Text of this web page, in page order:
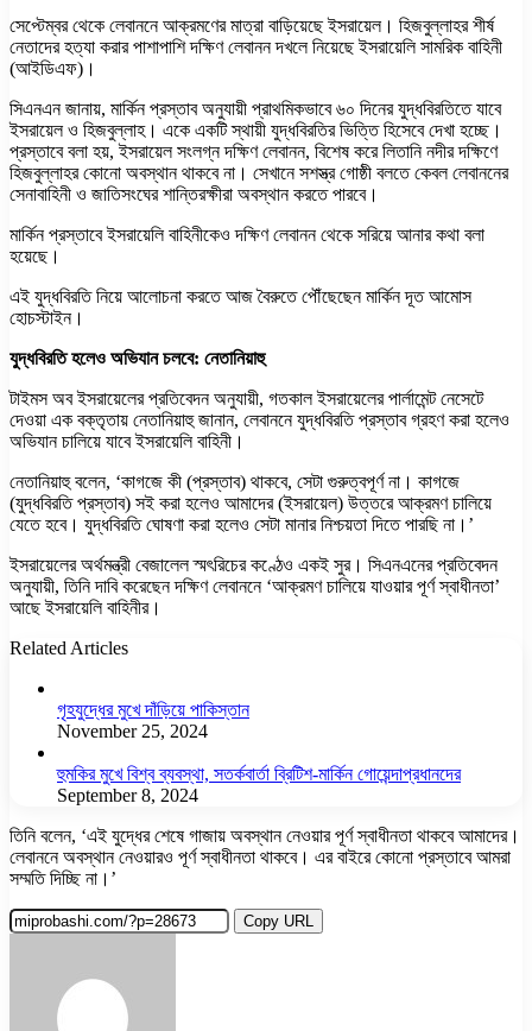
সেপ্টেম্বর থেকে লেবাননে আক্রমণের মাত্রা বাড়িয়েছে ইসরায়েল। হিজবুল্লাহর শীর্ষ
নেতাদের হত্যা করার পাশাপাশি দক্ষিণ লেবানন দখলে নিয়েছে ইসরায়েলি সামরিক বাহিনী
(আইডিএফ)।
সিএনএন জানায়, মার্কিন প্রস্তাব অনুযায়ী প্রাথমিকভাবে ৬০ দিনের যুদ্ধবিরতিতে যাবে
ইসরায়েল ও হিজবুল্লাহ। একে একটি স্থায়ী যুদ্ধবিরতির ভিত্তি হিসেবে দেখা হচ্ছে।
প্রস্তাবে বলা হয়, ইসরায়েল সংলগ্ন দক্ষিণ লেবানন, বিশেষ করে লিতানি নদীর দক্ষিণে
হিজবুল্লাহর কোনো অবস্থান থাকবে না। সেখানে সশস্ত্র গোষ্ঠী বলতে কেবল লেবাননের
সেনাবাহিনী ও জাতিসংঘের শান্তিরক্ষীরা অবস্থান করতে পারবে।
মার্কিন প্রস্তাবে ইসরায়েলি বাহিনীকেও দক্ষিণ লেবানন থেকে সরিয়ে আনার কথা বলা
হয়েছে।
এই যুদ্ধবিরতি নিয়ে আলোচনা করতে আজ বৈরুতে পৌঁছেছেন মার্কিন দূত আমোস
হোচস্টাইন।
যুদ্ধবিরতি হলেও অভিযান চলবে: নেতানিয়াহু
টাইমস অব ইসরায়েলের প্রতিবেদন অনুযায়ী, গতকাল ইসরায়েলের পার্লামেন্ট নেসেটে
দেওয়া এক বক্তৃতায় নেতানিয়াহু জানান, লেবাননে যুদ্ধবিরতি প্রস্তাব গ্রহণ করা হলেও
অভিযান চালিয়ে যাবে ইসরায়েলি বাহিনী।
নেতানিয়াহু বলেন, ‘কাগজে কী (প্রস্তাব) থাকবে, সেটা গুরুত্বপূর্ণ না। কাগজে
(যুদ্ধবিরতি প্রস্তাব) সই করা হলেও আমাদের (ইসরায়েল) উত্তরে আক্রমণ চালিয়ে
যেতে হবে। যুদ্ধবিরতি ঘোষণা করা হলেও সেটা মানার নিশ্চয়তা দিতে পারছি না।’
ইসরায়েলের অর্থমন্ত্রী বেজালেল স্মৎরিচের কণ্ঠেও একই সুর। সিএনএনের প্রতিবেদন
অনুযায়ী, তিনি দাবি করেছেন দক্ষিণ লেবাননে ‘আক্রমণ চালিয়ে যাওয়ার পূর্ণ স্বাধীনতা’
আছে ইসরায়েলি বাহিনীর।
Related Articles
গৃহযুদ্ধের মুখে দাঁড়িয়ে পাকিস্তান
November 25, 2024
হুমকির মুখে বিশ্ব ব্যবস্থা, সতর্কবার্তা ব্রিটিশ-মার্কিন গোয়েন্দাপ্রধানদের
September 8, 2024
তিনি বলেন, ‘এই যুদ্ধের শেষে গাজায় অবস্থান নেওয়ার পূর্ণ স্বাধীনতা থাকবে আমাদের।
লেবাননে অবস্থান নেওয়ারও পূর্ণ স্বাধীনতা থাকবে। এর বাইরে কোনো প্রস্তাবে আমরা
সম্মতি দিচ্ছি না।’
Copy URL